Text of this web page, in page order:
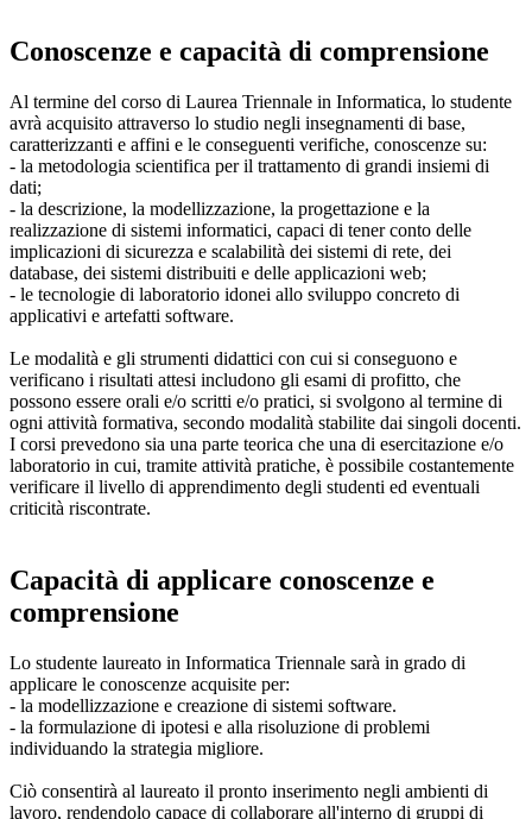
Conoscenze e capacità di comprensione
Al termine del corso di Laurea Triennale in Informatica, lo studente
avrà acquisito attraverso lo studio negli insegnamenti di base,
caratterizzanti e affini e le conseguenti verifiche, conoscenze su:
- la metodologia scientifica per il trattamento di grandi insiemi di
dati;
- la descrizione, la modellizzazione, la progettazione e la
realizzazione di sistemi informatici, capaci di tener conto delle
implicazioni di sicurezza e scalabilità dei sistemi di rete, dei
database, dei sistemi distribuiti e delle applicazioni web;
- le tecnologie di laboratorio idonei allo sviluppo concreto di
applicativi e artefatti software.
Le modalità e gli strumenti didattici con cui si conseguono e
verificano i risultati attesi includono gli esami di profitto, che
possono essere orali e/o scritti e/o pratici, si svolgono al termine di
ogni attività formativa, secondo modalità stabilite dai singoli docenti.
I corsi prevedono sia una parte teorica che una di esercitazione e/o
laboratorio in cui, tramite attività pratiche, è possibile costantemente
verificare il livello di apprendimento degli studenti ed eventuali
criticità riscontrate.
Capacità di applicare conoscenze e
comprensione
Lo studente laureato in Informatica Triennale sarà in grado di
applicare le conoscenze acquisite per:
- la modellizzazione e creazione di sistemi software.
- la formulazione di ipotesi e alla risoluzione di problemi
individuando la strategia migliore.
Ciò consentirà al laureato il pronto inserimento negli ambienti di
lavoro, rendendolo capace di collaborare all'interno di gruppi di